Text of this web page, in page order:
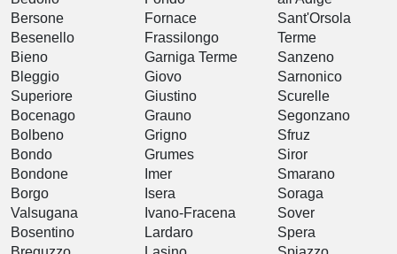
Bersone
Besenello
Bieno
Bleggio
Superiore
Bocenago
Bolbeno
Bondo
Bondone
Borgo
Valsugana
Bosentino
Fornace
Frassilongo
Garniga Terme
Giovo
Giustino
Grauno
Grigno
Grumes
Imer
Isera
Ivano-Fracena
Lardaro
Sant'Orsola
Terme
Sanzeno
Sarnonico
Scurelle
Segonzano
Sfruz
Siror
Smarano
Soraga
Sover
Spera